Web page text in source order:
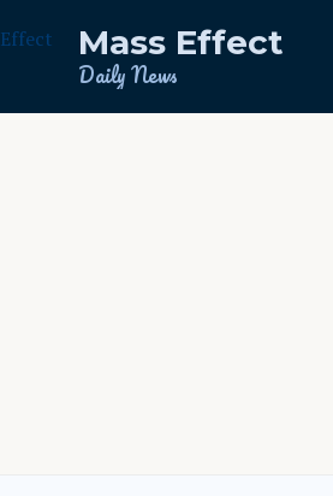
Mass Effect
Daily News